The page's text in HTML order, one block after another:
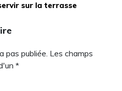
sur la terrasse
pas publiée. Les champs
*